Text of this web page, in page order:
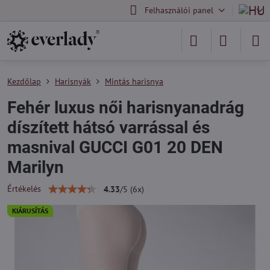
Felhasználói panel
KIÁRUSÍTÁS
Kezdőlap Harisnyák Mintás harisnya
Fehér luxus női harisnyanadrág
díszített hátsó varrással és
masnival GUCCI G01 20 DEN
Marilyn
Értékelés 4.33/5 (6x)